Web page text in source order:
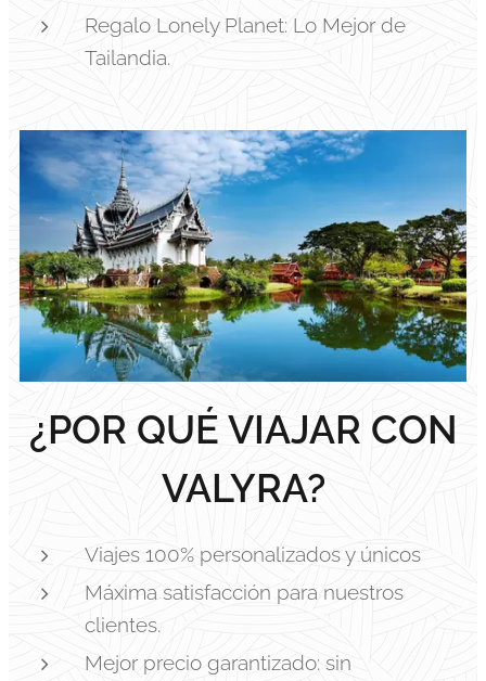
Regalo Lonely Planet: Lo Mejor de
Tailandia.
¿POR QUÉ VIAJAR CON
VALYRA?
Viajes 100% personalizados y únicos
Máxima satisfacción para nuestros
clientes.
Mejor precio garantizado: sin